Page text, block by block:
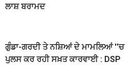
ਲਾਸ਼ ਬਰਾਮਦ
ਗੁੰਡਾ-ਗਰਦੀ ਤੇ ਨਸ਼ਿਆਂ ਦੇ ਮਾਮਲਿਆਂ ''ਚ
ਪੁਲਸ ਕਰ ਰਹੀ ਸਖ਼ਤ ਕਾਰਵਾਈ : DSP